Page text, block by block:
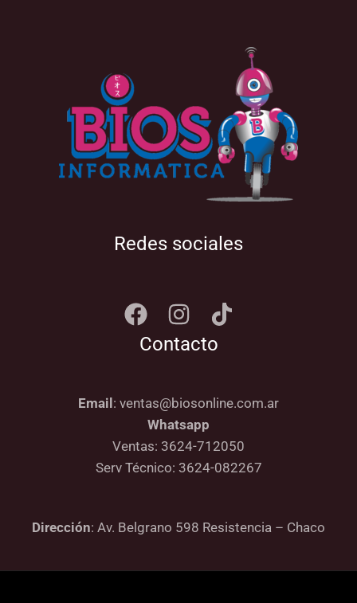
Redes sociales
Contacto
Email : ventas@biosonline.com.ar
Whatsapp
Ventas: 3624-712050
Serv Técnico: 3624-082267
Dirección: Av. Belgrano 598 Resistencia – Chaco